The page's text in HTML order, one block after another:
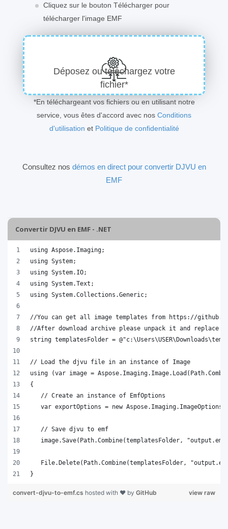
Cliquez sur le bouton Télécharger pour
télécharger l'image EMF
Déposez ou téléchargez votre
fichier*
*En téléchargeant vos fichiers ou en utilisant notre
service, vous êtes d'accord avec nos Conditions
d'utilisation et Politique de confidentialité
Consultez nos démos en direct pour convertir DJVU en
EMF
Convertir DJVU en EMF - .NET
}
view raw
convert-djvu-to-emf.cs hosted with ❤ by GitHub